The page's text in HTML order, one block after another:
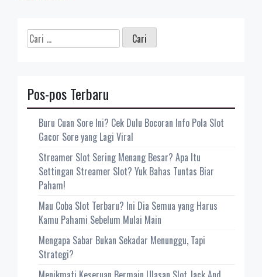
Cari
untuk:
Pos-pos Terbaru
Buru Cuan Sore Ini? Cek Dulu Bocoran Info Pola Slot
Gacor Sore yang Lagi Viral
Streamer Slot Sering Menang Besar? Apa Itu
Settingan Streamer Slot? Yuk Bahas Tuntas Biar
Paham!
Mau Coba Slot Terbaru? Ini Dia Semua yang Harus
Kamu Pahami Sebelum Mulai Main
Mengapa Sabar Bukan Sekadar Menunggu, Tapi
Strategi?